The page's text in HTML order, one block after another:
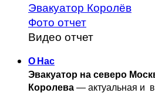
Эвакуатор Королёв
Фото отчет
Видео отчет
О Нас
Эвакуатор на северо
Королева — актуальная и